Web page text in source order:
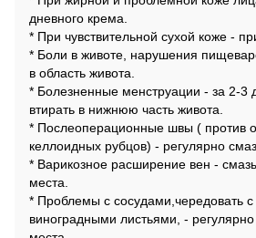
дневного крема.
* При чувствительной сухой коже -
* Боли в животе, нарушения
в область живота.
* Болезненные менструации - за 2-3
втирать в нижнюю часть живота.
* Послеоперационные швы ( против
келлоидных рубцов) - регулярно
* Варикозное расширение вен -
места.
* Проблемы с сосудами,чередовать
виноградными листьями, -